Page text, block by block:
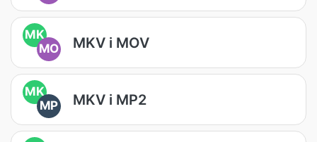
MK
MO
MKV i MOV
MK
MP
MKV i MP2